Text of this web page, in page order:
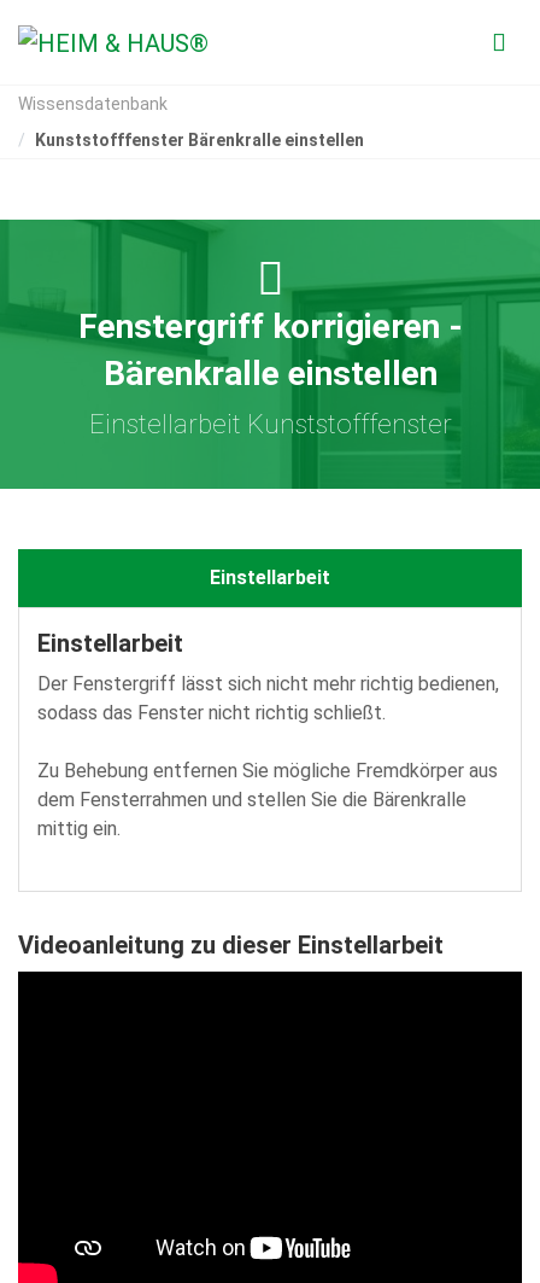
Wissensdatenbank
Kunststofffenster Bärenkralle einstellen
Fenstergriff korrigieren -
Bärenkralle einstellen
Einstellarbeit Kunststofffenster
Einstellarbeit
Einstellarbeit
Der Fenstergriff lässt sich nicht mehr richtig bedienen,
sodass das Fenster nicht richtig schließt.
Zu Behebung entfernen Sie mögliche Fremdkörper aus
dem Fensterrahmen und stellen Sie die Bärenkralle
mittig ein.
Videoanleitung zu dieser Einstellarbeit